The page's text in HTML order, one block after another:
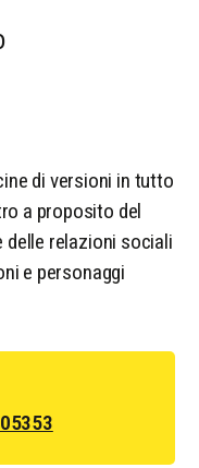
di versioni in tutto
a proposito del
delle relazioni sociali
e personaggi